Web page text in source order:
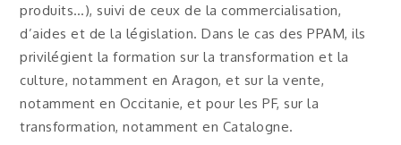
produits…), suivi de ceux de la commercialisation,
d’aides et de la législation. Dans le cas des PPAM, ils
privilégient la formation sur la transformation et la
culture, notamment en Aragon, et sur la vente,
notamment en Occitanie, et pour les PF, sur la
transformation, notamment en Catalogne.